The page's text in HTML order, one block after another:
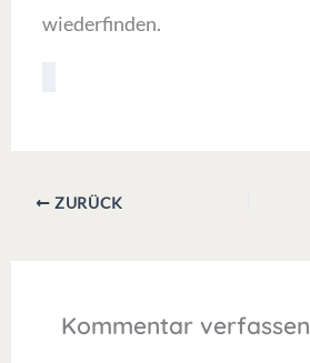
wiederfinden.
ZURÜCK
Kommentar verfassen